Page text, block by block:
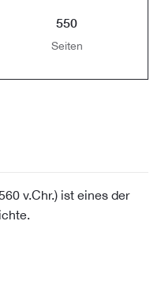
550
Seiten
v.Chr.) ist eines der